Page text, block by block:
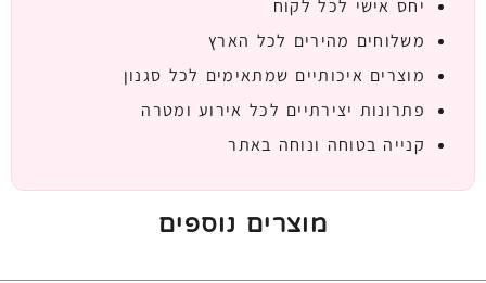
יחס אישי לכל לקוח
משלוחים מהירים לכל הארץ
מוצרים איכותיים שמתאימים לכל סגנון
פתרונות יצירתיים לכל אירוע ומטרה
קנייה בטוחה ונוחה באתר
מוצרים נוספים